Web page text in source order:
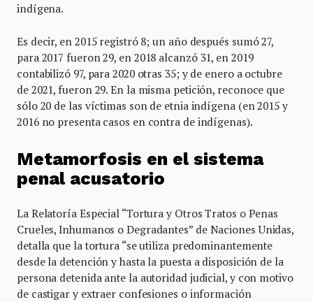
indígena.
Es decir, en 2015 registró 8; un año después sumó 27,
para 2017 fueron 29, en 2018 alcanzó 31, en 2019
contabilizó 97, para 2020 otras 35; y de enero a octubre
de 2021, fueron 29. En la misma petición, reconoce que
sólo 20 de las víctimas son de etnia indígena (en 2015 y
2016 no presenta casos en contra de indígenas).
Metamorfosis en el sistema
penal acusatorio
La Relatoría Especial “Tortura y Otros Tratos o Penas
Crueles, Inhumanos o Degradantes” de Naciones Unidas,
detalla que la tortura “se utiliza predominantemente
desde la detención y hasta la puesta a disposición de la
persona detenida ante la autoridad judicial, y con motivo
de castigar y extraer confesiones o información